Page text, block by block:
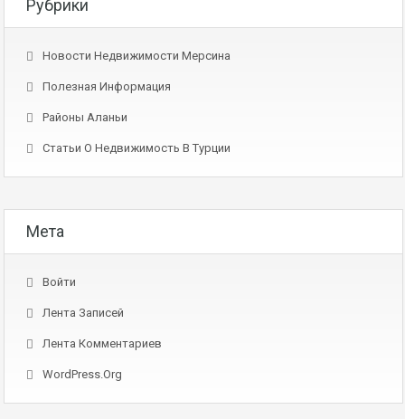
Рубрики
Новости Недвижимости Мерсина
Полезная Информация
Районы Аланьи
Статьи О Недвижимость В Турции
Мета
Войти
Лента Записей
Лента Комментариев
WordPress.org